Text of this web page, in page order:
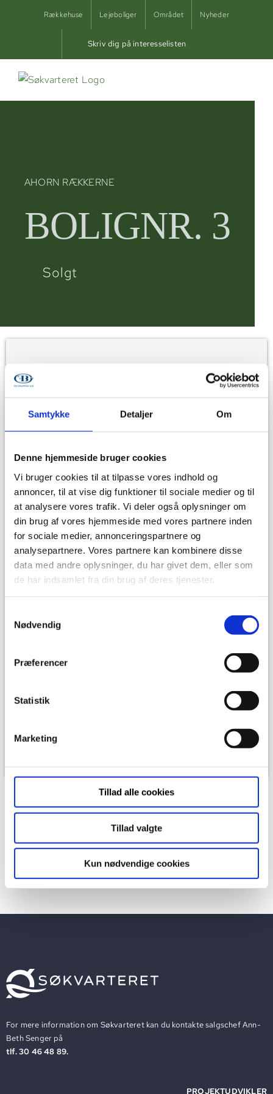
Samtykke Detaljer Om
Denne hjemmeside bruger cookies
Vi bruger cookies til at tilpasse vores indhold og
annoncer, til at vise dig funktioner til sociale medier og til
at analysere vores trafik. Vi deler også oplysninger om
din brug af vores hjemmeside med vores partnere inden
for sociale medier, annonceringspartnere og
analysepartnere. Vores partnere kan kombinere disse
data med andre oplysninger, du har givet dem, eller som
de har indsamlet fra din brug af deres tjenester.
Nødvendig
Præferencer
Statistik
Marketing
Tillad alle cookies
Tillad valgte
Kun nødvendige cookies
Rækkehuse Lejeboliger Området Nyheder
Skriv dig på interesselisten
AHORN RÆKKERNE
BOLIGNR. 3
Solgt
ADRESSE
Søgræsgade 160
For mere information om Søkvarteret kan du kontakte salgschef Ann-
Beth Senger på
tlf. 30 46 48 89.
PROJEKTUDVIKLER